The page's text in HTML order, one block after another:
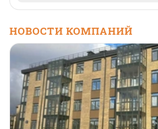
НОВОСТИ КОМПАНИЙ